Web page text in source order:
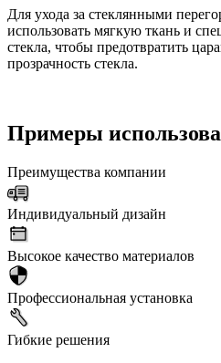
Для ухода за стеклянными
использовать мягкую ткань и
стекла, чтобы предотвратить
прозрачность стекла.
Примеры
Преимущества компании
Индивидуальный дизайн
Высокое качество материалов
Профессиональная установка
Гибкие решения